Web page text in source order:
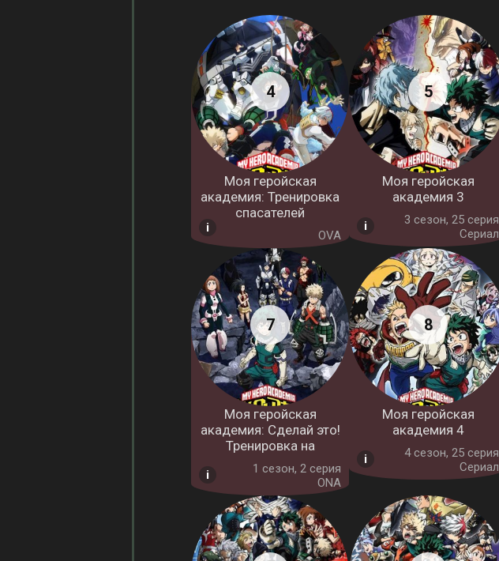
Моя геройская
академия: Тренировка
спасателей
OVA
Моя геройская
академия 3
3 cезон, 25 серия
Сериал
Моя геройская
академия: Сделай это!
Тренировка на
1 cезон, 2 серия
ONA
Моя геройская
академия 4
4 cезон, 25 серия
Сериал